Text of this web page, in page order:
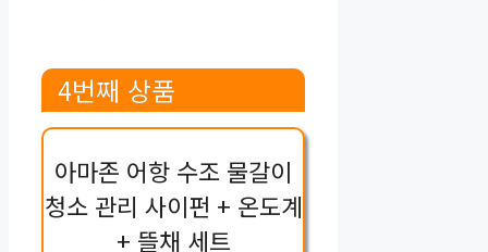
4번째 상품
아마존 어항 수조 물갈이
청소 관리 사이펀 + 온도계
+ 뜰채 세트